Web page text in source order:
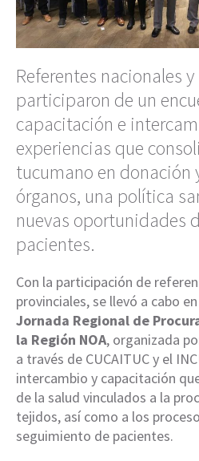
Referentes nacionales
participaron de un
capacitación e
experiencias que
tucumano en donación
órganos, una política
nuevas oportunidades
pacientes.
Con la participación de
provinciales, se llevó a cabo
Jornada Regional de
la Región NOA, organizada
a través de CUCAITUC y el
intercambio y capacitación
de la salud vinculados a la
tejidos, así como a los
seguimiento de pacientes.